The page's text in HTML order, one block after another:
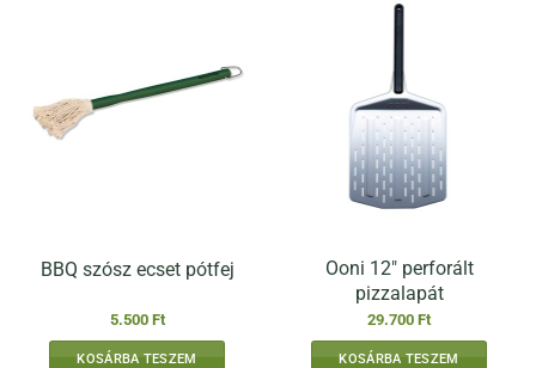
BBQ szósz ecset pótfej
5.500 Ft
KOSÁRBA TESZEM
Ooni 12″ perforált
pizzalapát
29.700 Ft
KOSÁRBA TESZEM